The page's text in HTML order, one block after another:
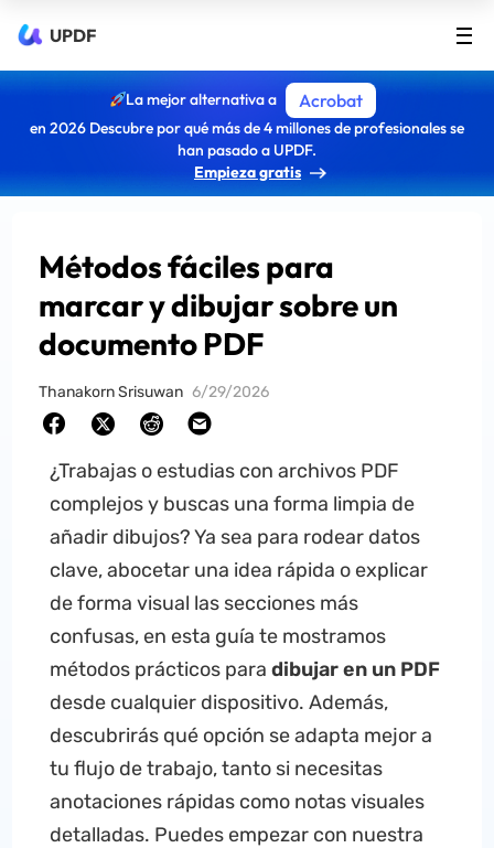
UPDF
La mejor alternativa a Acrobat
en 2026 Descubre por qué más de 4 millones de profesionales se
han pasado a UPDF.
Empieza gratis
Métodos fáciles para
marcar y dibujar sobre un
documento PDF
Thanakorn Srisuwan 6/29/2026
¿Trabajas o estudias con archivos PDF
complejos y buscas una forma limpia de
añadir dibujos? Ya sea para rodear datos
clave, abocetar una idea rápida o explicar
de forma visual las secciones más
confusas, en esta guía te mostramos
métodos prácticos para dibujar en un PDF
desde cualquier dispositivo. Además,
descubrirás qué opción se adapta mejor a
tu flujo de trabajo, tanto si necesitas
anotaciones rápidas como notas visuales
detalladas. Puedes empezar con nuestra